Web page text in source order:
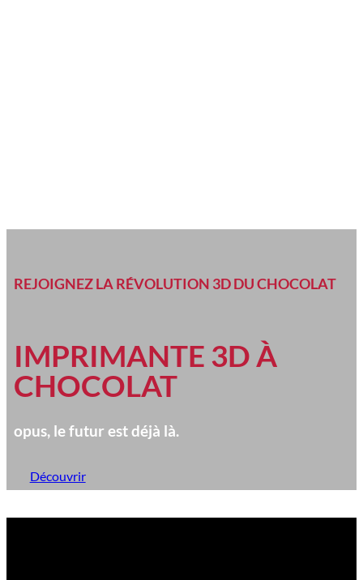
REJOIGNEZ LA RÉVOLUTION 3D DU CHOCOLAT
IMPRIMANTE 3D À
CHOCOLAT
opus, le futur est déjà là.
Découvrir